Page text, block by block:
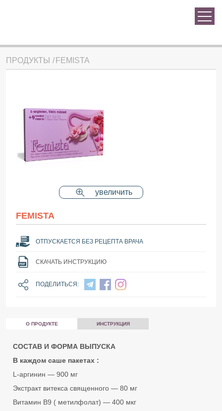
ПРОДУКТЫ FEMISTA
увеличить
FEMISTA
ОТПУСКАЕТСЯ БЕЗ РЕЦЕПТА ВРАЧА
СКАЧАТЬ ИНСТРУКЦИЮ
ПОДЕЛИТЬСЯ:
О ПРОДУКТЕ ИНСТРУКЦИЯ
СОСТАВ И ФОРМА ВЫПУСКА
В каждом саше пакетах :
L-аргинин — 900 мг
Экстракт витекса священного — 80 мг
Витамин В9 ( метилфолат) — 400 мкг